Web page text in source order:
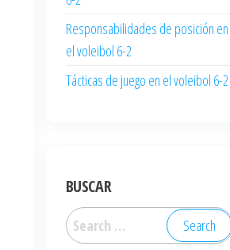
Responsabilidades de posición en
el voleibol 6-2
Tácticas de juego en el voleibol 6-2
BUSCAR
Search
for: